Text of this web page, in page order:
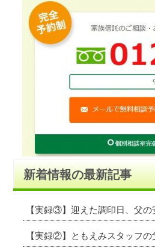
新着情報の最新記事
【実録③】迎えた調印日、父
【実録②】ともえみスタッフ